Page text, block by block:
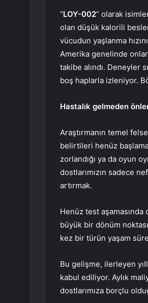
“LOY-002” olarak
olan düşük kalorili
vücudun yaşlanma
Amerika genelinde
takibe alındı. Deneyler
boş haplarla izleniyor.
Hastalık gelmeden
Araştırmanın temel
belirtileri henüz
zorlandığı ya da oyun
dostlarımızın sadece
artırmak.
Henüz test aşamasında
büyük bir dönüm
kez bir türün yaşam
Bu gelişme, ilerleyen
kabul ediliyor. Aylık
dostlarımıza borçlu